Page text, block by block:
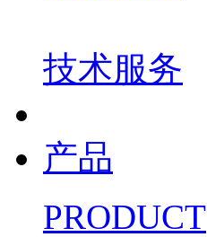
技术服务
产品
PRODUCT